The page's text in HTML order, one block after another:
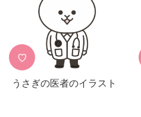
♡
うさぎの医者のイラスト